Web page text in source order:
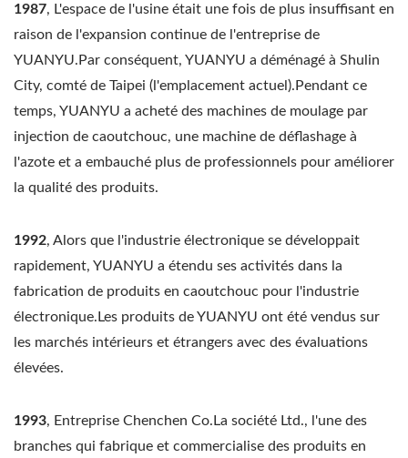
1987, L'espace de l'usine était une fois de plus insuffisant en
raison de l'expansion continue de l'entreprise de
YUANYU.Par conséquent, YUANYU a déménagé à Shulin
City, comté de Taipei (l'emplacement actuel).Pendant ce
temps, YUANYU a acheté des machines de moulage par
injection de caoutchouc, une machine de déflashage à
l'azote et a embauché plus de professionnels pour améliorer
la qualité des produits.
1992, Alors que l'industrie électronique se développait
rapidement, YUANYU a étendu ses activités dans la
fabrication de produits en caoutchouc pour l'industrie
électronique.Les produits de YUANYU ont été vendus sur
les marchés intérieurs et étrangers avec des évaluations
élevées.
1993, Entreprise Chenchen Co.La société Ltd., l'une des
branches qui fabrique et commercialise des produits en